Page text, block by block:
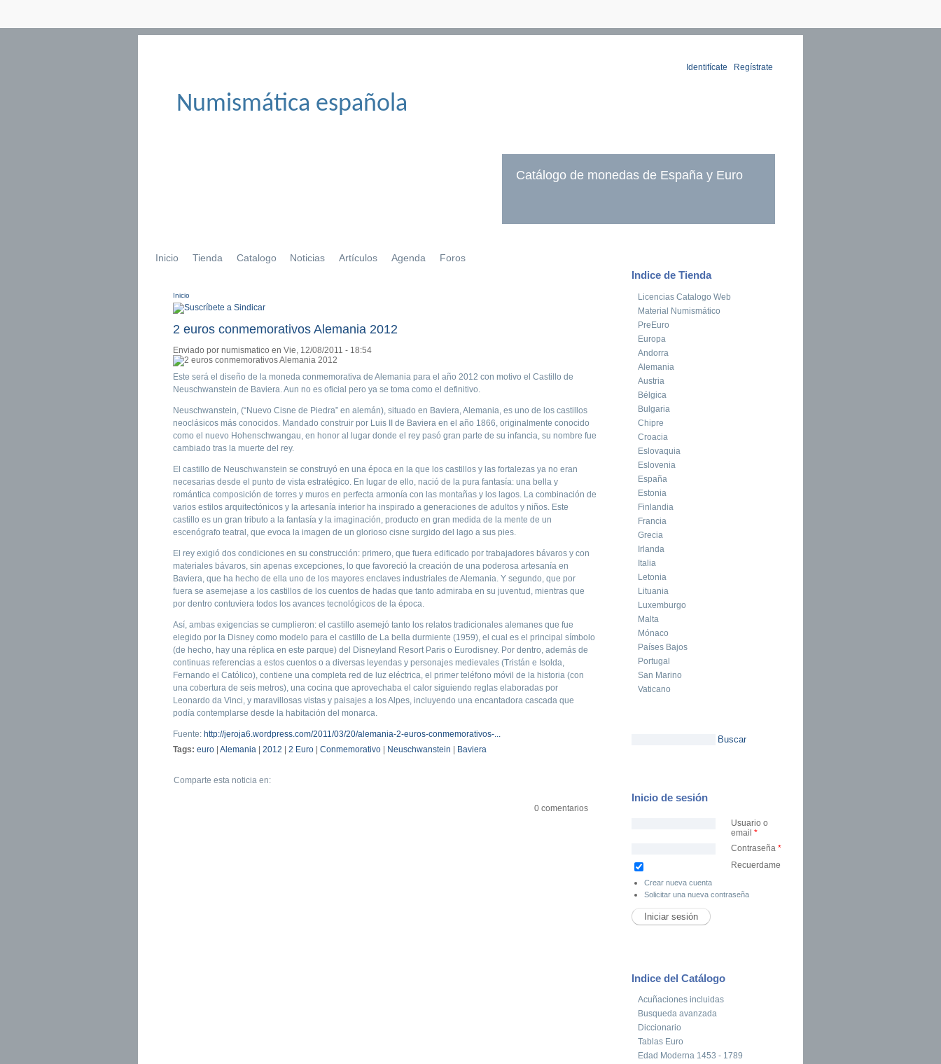
Numismática española
Identifícate Regístrate
Catálogo de monedas de España y Euro
Inicio Tienda Catalogo Noticias Artículos Agenda Foros
Se encuentra usted aquí
Inicio
2 euros conmemorativos Alemania 2012
Enviado por numismatico en Vie, 12/08/2011 - 18:54
Este será el diseño de la moneda conmemorativa de Alemania para el año 2012 con motivo el Castillo de
Neuschwanstein de Baviera. Aun no es oficial pero ya se toma como el definitivo.
Neuschwanstein, (“Nuevo Cisne de Piedra” en alemán), situado en Baviera, Alemania, es uno de los castillos
neoclásicos más conocidos. Mandado construir por Luis II de Baviera en el año 1866, originalmente conocido
como el nuevo Hohenschwangau, en honor al lugar donde el rey pasó gran parte de su infancia, su nombre fue
cambiado tras la muerte del rey.
El castillo de Neuschwanstein se construyó en una época en la que los castillos y las fortalezas ya no eran
necesarias desde el punto de vista estratégico. En lugar de ello, nació de la pura fantasía: una bella y
romántica composición de torres y muros en perfecta armonía con las montañas y los lagos. La combinación de
varios estilos arquitectónicos y la artesanía interior ha inspirado a generaciones de adultos y niños. Este
castillo es un gran tributo a la fantasía y la imaginación, producto en gran medida de la mente de un
escenógrafo teatral, que evoca la imagen de un glorioso cisne surgido del lago a sus pies.
El rey exigió dos condiciones en su construcción: primero, que fuera edificado por trabajadores bávaros y con
materiales bávaros, sin apenas excepciones, lo que favoreció la creación de una poderosa artesanía en
Baviera, que ha hecho de ella uno de los mayores enclaves industriales de Alemania. Y segundo, que por
fuera se asemejase a los castillos de los cuentos de hadas que tanto admiraba en su juventud, mientras que
por dentro contuviera todos los avances tecnológicos de la época.
Así, ambas exigencias se cumplieron: el castillo asemejó tanto los relatos tradicionales alemanes que fue
elegido por la Disney como modelo para el castillo de La bella durmiente (1959), el cual es el principal símbolo
(de hecho, hay una réplica en este parque) del Disneyland Resort Paris o Eurodisney. Por dentro, además de
continuas referencias a estos cuentos o a diversas leyendas y personajes medievales (Tristán e Isolda,
Fernando el Católico), contiene una completa red de luz eléctrica, el primer teléfono móvil de la historia (con
una cobertura de seis metros), una cocina que aprovechaba el calor siguiendo reglas elaboradas por
Leonardo da Vinci, y maravillosas vistas y paisajes a los Alpes, incluyendo una encantadora cascada que
podía contemplarse desde la habitación del monarca.
Fuente: http://jeroja6.wordpress.com/2011/03/20/alemania-2-euros-conmemorativos-...
Tags: euro Alemania 2012 2 Euro Conmemorativo Neuschwanstein Baviera
Comparte esta noticia en:
0 comentarios
Indice de Tienda
Licencias Catalogo Web
Material Numismático
PreEuro
Europa
Andorra
Alemania
Austria
Bélgica
Bulgaria
Chipre
Croacia
Eslovaquia
Eslovenia
España
Estonia
Finlandia
Francia
Grecia
Irlanda
Italia
Letonia
Lituania
Luxemburgo
Malta
Mónaco
Países Bajos
Portugal
San Marino
Vaticano
Inicio de sesión
Usuario o
email *
Contraseña *
Recuerdame
Crear nueva cuenta
Solicitar una nueva contraseña
Indice del Catálogo
Acuñaciones incluidas
Busqueda avanzada
Diccionario
Tablas Euro
Edad Moderna 1453 - 1789